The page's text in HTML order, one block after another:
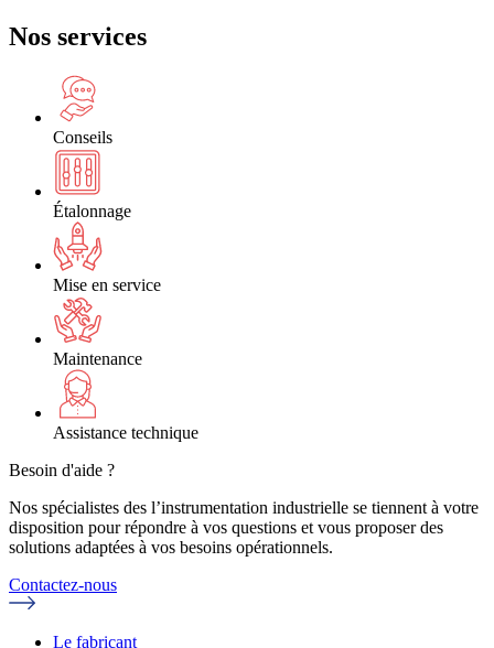
Nos services
Conseils
Étalonnage
Mise en service
Maintenance
Assistance technique
Besoin d'aide ?
Nos spécialistes des l’instrumentation industrielle se tiennent à votre
disposition pour répondre à vos questions et vous proposer des
solutions adaptées à vos besoins opérationnels.
Contactez-nous
Le fabricant